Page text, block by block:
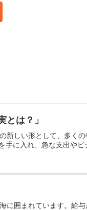
とは？」
しい形として、多く
に入れ、急な支出やビ
囲まれています。給